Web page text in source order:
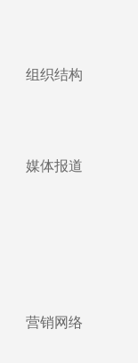
组织结构
媒体报道
营销网络